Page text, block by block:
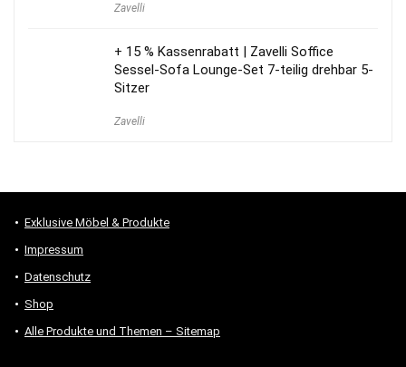
Zavelli
+ 15 % Kassenrabatt | Zavelli Soffice
Sessel-Sofa Lounge-Set 7-teilig drehbar 5-
Sitzer
Zavelli
Exklusive Möbel & Produkte
Impressum
Datenschutz
Shop
Alle Produkte und Themen – Sitemap